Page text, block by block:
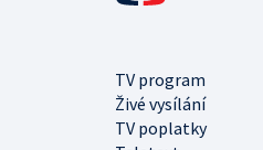
TV program
Živé vysílání
TV poplatky